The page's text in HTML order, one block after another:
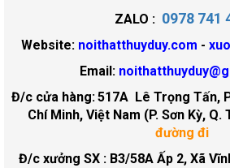
ZALO : 0978 741
Website: noithatthuyduy.com -
Email:
Đ/c cửa hàng:517A Lê Trọng Tấn,
Chí Minh, Việt Nam (P. Sơn Kỳ, Q.
đường đi
Đ/c xưởng SX : B3/58A Ấp 2, Xã